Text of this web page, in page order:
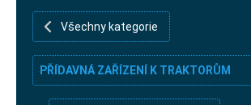
rubriky-bazar
Všechny kategorie
PŘÍDAVNÁ ZAŘÍZENÍ K TRAKTORŮM